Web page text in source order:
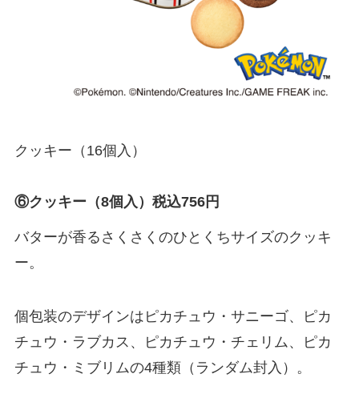
クッキー（16個入）
⑥クッキー（8個入）税込756円
バターが香るさくさくのひとくちサイズのクッキ
ー。
個包装のデザインはピカチュウ・サニーゴ、ピカ
チュウ・ラブカス、ピカチュウ・チェリム、ピカ
チュウ・ミブリムの4種類（ランダム封入）。